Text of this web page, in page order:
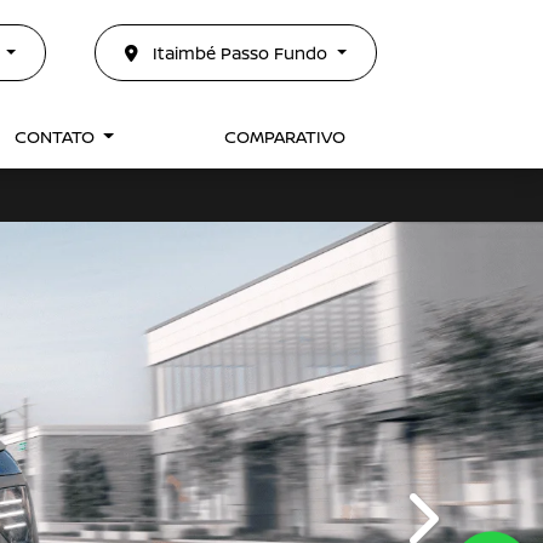
Itaimbé Passo Fundo
CONTATO COMPARATIVO